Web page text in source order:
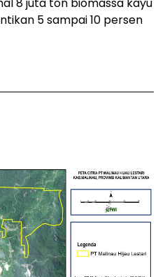
5 sampai 10 persen